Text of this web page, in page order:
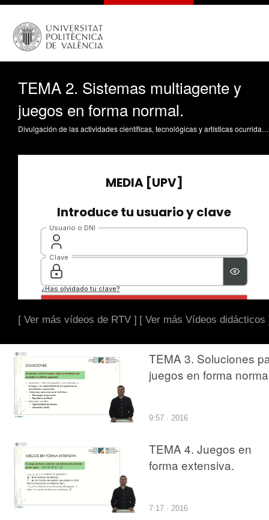
TEMA 2. Sistemas multiagente y
juegos en forma normal.
Divulgación de las actividades científicas, tecnológicas y artísticas ocurridas en los tres campus de la UPV
[ Ver más vídeos de RTV ] [ Ver más Vídeos didácticos
TEMA 3. Soluciones
juegos en forma
9:57 · 2016
TEMA 4. Juegos en
forma extensiva.
7:17 · 2016